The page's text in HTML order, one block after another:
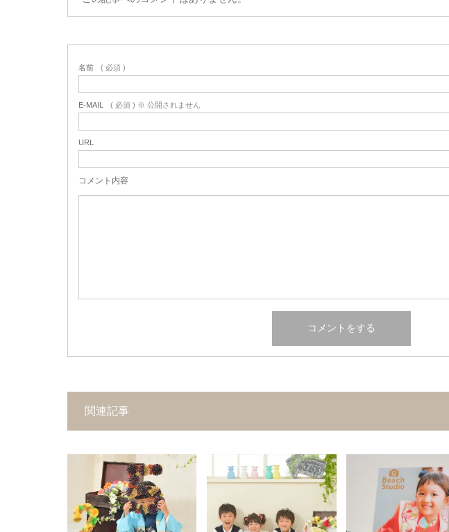
名前 ( 必須 )
E-MAIL ( 必須 ) ※ 公開されません
URL
コメント内容
関連記事